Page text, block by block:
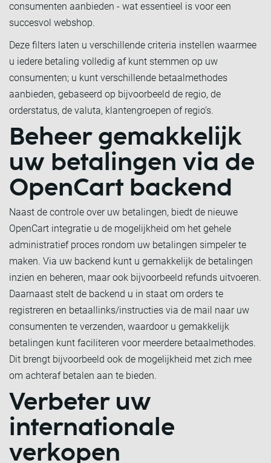
consumenten aanbieden - wat essentieel is voor een
succesvol webshop.
Deze filters laten u verschillende criteria instellen waarmee
u iedere betaling volledig af kunt stemmen op uw
consumenten; u kunt verschillende betaalmethodes
aanbieden, gebaseerd op bijvoorbeeld de regio, de
orderstatus, de valuta, klantengroepen of regio’s.
Beheer gemakkelijk
uw betalingen via de
OpenCart backend
Naast de controle over uw betalingen, biedt de nieuwe
OpenCart integratie u de mogelijkheid om het gehele
administratief proces rondom uw betalingen simpeler te
maken. Via uw backend kunt u gemakkelijk de betalingen
inzien en beheren, maar ook bijvoorbeeld refunds uitvoeren.
Daarnaast stelt de backend u in staat om orders te
registreren en betaallinks/instructies via de mail naar uw
consumenten te verzenden, waardoor u gemakkelijk
betalingen kunt faciliteren voor meerdere betaalmethodes.
Dit brengt bijvoorbeeld ook de mogelijkheid met zich mee
om achteraf betalen aan te bieden.
Verbeter uw
internationale
verkopen